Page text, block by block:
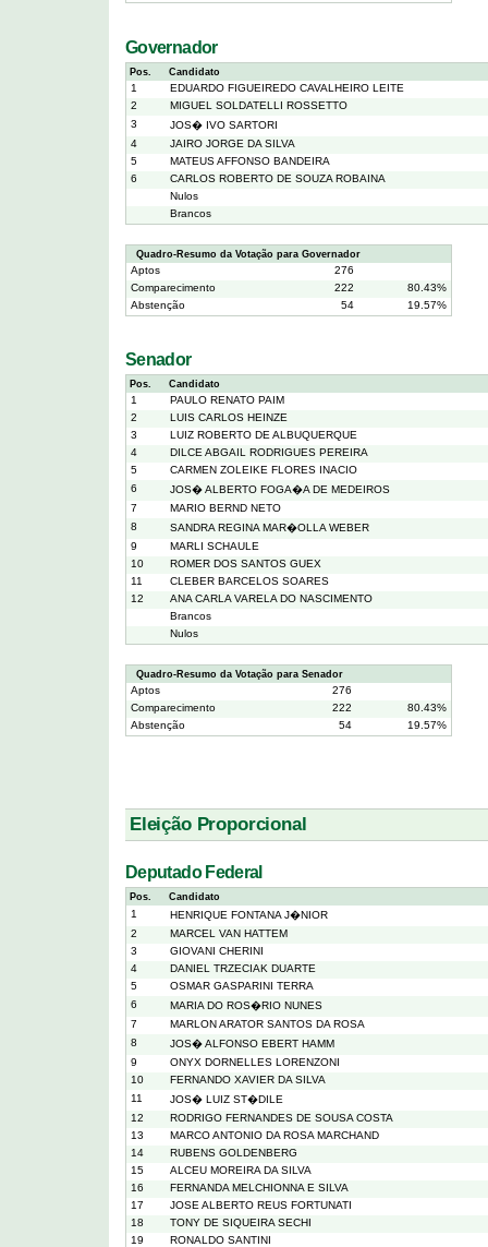
Governador
Pos. Candidato
1
EDUARDO FIGUEIREDO CAVALHEIRO LEITE
2
MIGUEL SOLDATELLI ROSSETTO
3
JOS� IVO SARTORI
4
JAIRO JORGE DA SILVA
5
MATEUS AFFONSO BANDEIRA
6
CARLOS ROBERTO DE SOUZA ROBAINA
Nulos
Brancos
Quadro-Resumo da Votação para Governador
Aptos
276
Comparecimento
222
80.43%
Abstenção
54 19.57%
Senador
Pos. Candidato
1
PAULO RENATO PAIM
2
LUIS CARLOS HEINZE
3
LUIZ ROBERTO DE ALBUQUERQUE
4
DILCE ABGAIL RODRIGUES PEREIRA
5
CARMEN ZOLEIKE FLORES INACIO
6
JOS� ALBERTO FOGA�A DE MEDEIROS
7
MARIO BERND NETO
8
SANDRA REGINA MAR�OLLA WEBER
9
MARLI SCHAULE
10
ROMER DOS SANTOS GUEX
11
CLEBER BARCELOS SOARES
12
ANA CARLA VARELA DO NASCIMENTO
Brancos
Nulos
Quadro-Resumo da Votação para Senador
Aptos
276
Comparecimento
222
80.43%
Abstenção
54 19.57%
Eleição Proporcional
Deputado Federal
Pos. Candidato
1
HENRIQUE FONTANA J�NIOR
2
MARCEL VAN HATTEM
3
GIOVANI CHERINI
4
DANIEL TRZECIAK DUARTE
5
OSMAR GASPARINI TERRA
6
MARIA DO ROS�RIO NUNES
7
MARLON ARATOR SANTOS DA ROSA
8
JOS� ALFONSO EBERT HAMM
9
ONYX DORNELLES LORENZONI
10
FERNANDO XAVIER DA SILVA
11
JOS� LUIZ ST�DILE
12
RODRIGO FERNANDES DE SOUSA COSTA
13
MARCO ANTONIO DA ROSA MARCHAND
14
RUBENS GOLDENBERG
15
ALCEU MOREIRA DA SILVA
16
FERNANDA MELCHIONNA E SILVA
17
JOSE ALBERTO REUS FORTUNATI
18
TONY DE SIQUEIRA SECHI
19
RONALDO SANTINI